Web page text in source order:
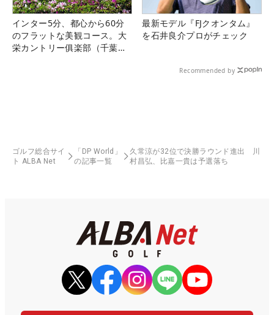
インター5分、都心から60分
のフラットな美観コース。大
栄カントリー俱楽部（千葉
最新モデル『FJクオンタム』
を石井良介プロがチェック
Recommended by
ゴルフ総合サイ
ト ALBA Net
「DP World」
の記事一覧
久常涼が32位で決勝ラウンド進出 川
村昌弘、比嘉一貴は予選落ち